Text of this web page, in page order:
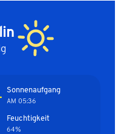
Sonnenaufgang
05:36 AM
Feuchtigkeit
64%